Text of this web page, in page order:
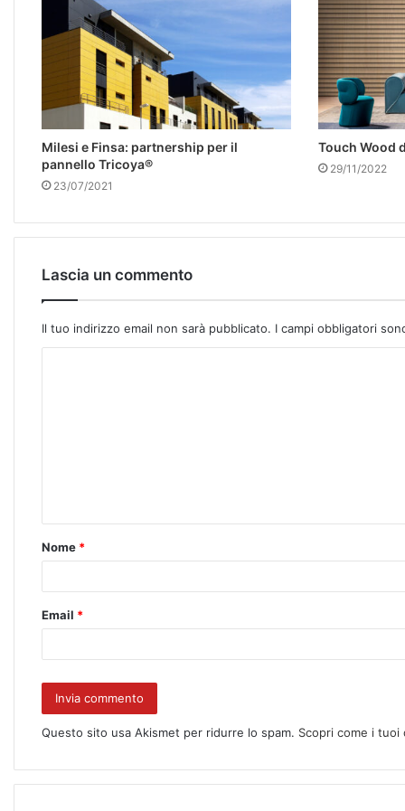
Milesi e Finsa: partnership per il
pannello Tricoya®
23/07/2021
Touch Wood
29/11/2022
Lascia un commento
Il tuo indirizzo email non sarà pubblicato. I campi obbligatori
Nome *
Email *
Questo sito usa Akismet per ridurre lo spam. Scopri come i